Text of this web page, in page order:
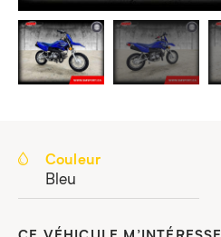
Couleur
Bleu